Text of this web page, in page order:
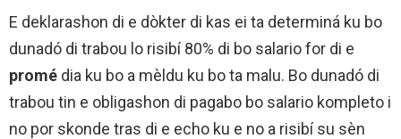
E deklarashon di e dòkter di kas ei ta determiná ku bo
dunadó di trabou lo risibí 80% di bo salario for di e
promé dia ku bo a mèldu ku bo ta malu. Bo dunadó di
trabou tin e obligashon di pagabo bo salario kompleto i
no por skonde tras di e echo ku e no a risibí su sèn